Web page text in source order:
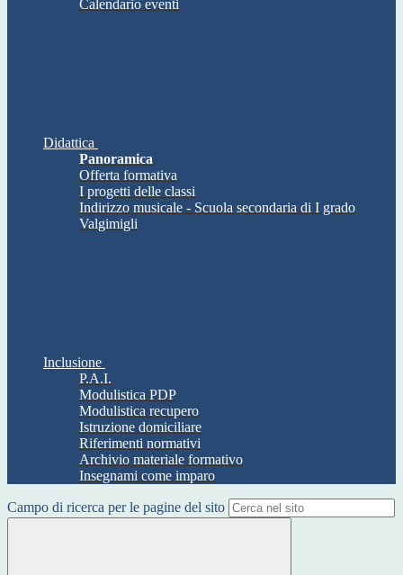
Calendario eventi
Didattica
Panoramica
Offerta formativa
I progetti delle classi
Indirizzo musicale - Scuola secondaria di I grado
Valgimigli
Inclusione
P.A.I.
Modulistica PDP
Modulistica recupero
Istruzione domiciliare
Riferimenti normativi
Archivio materiale formativo
Insegnami come imparo
Campo di ricerca per le pagine del sito